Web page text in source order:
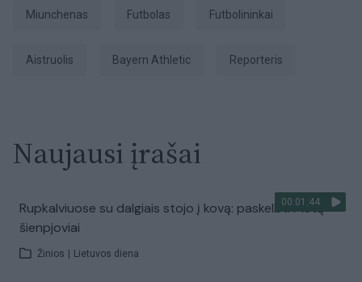
Miunchenas Futbolas futbolininkai
aistruolis Bayern Athletic Reporteris
Naujausi įrašai
00:01:44
Rupkalviuose su dalgiais stojo į kovą: paskelbti Metų
šienpjoviai
Žinios Lietuvos diena